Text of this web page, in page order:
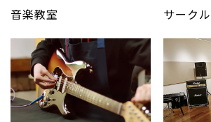
音楽教室 サークル